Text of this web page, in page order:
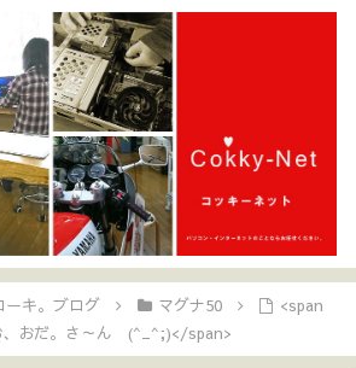
ーキ。ブログ マグナ50
<span
、おだ。さ～ん (^_^;)</span>